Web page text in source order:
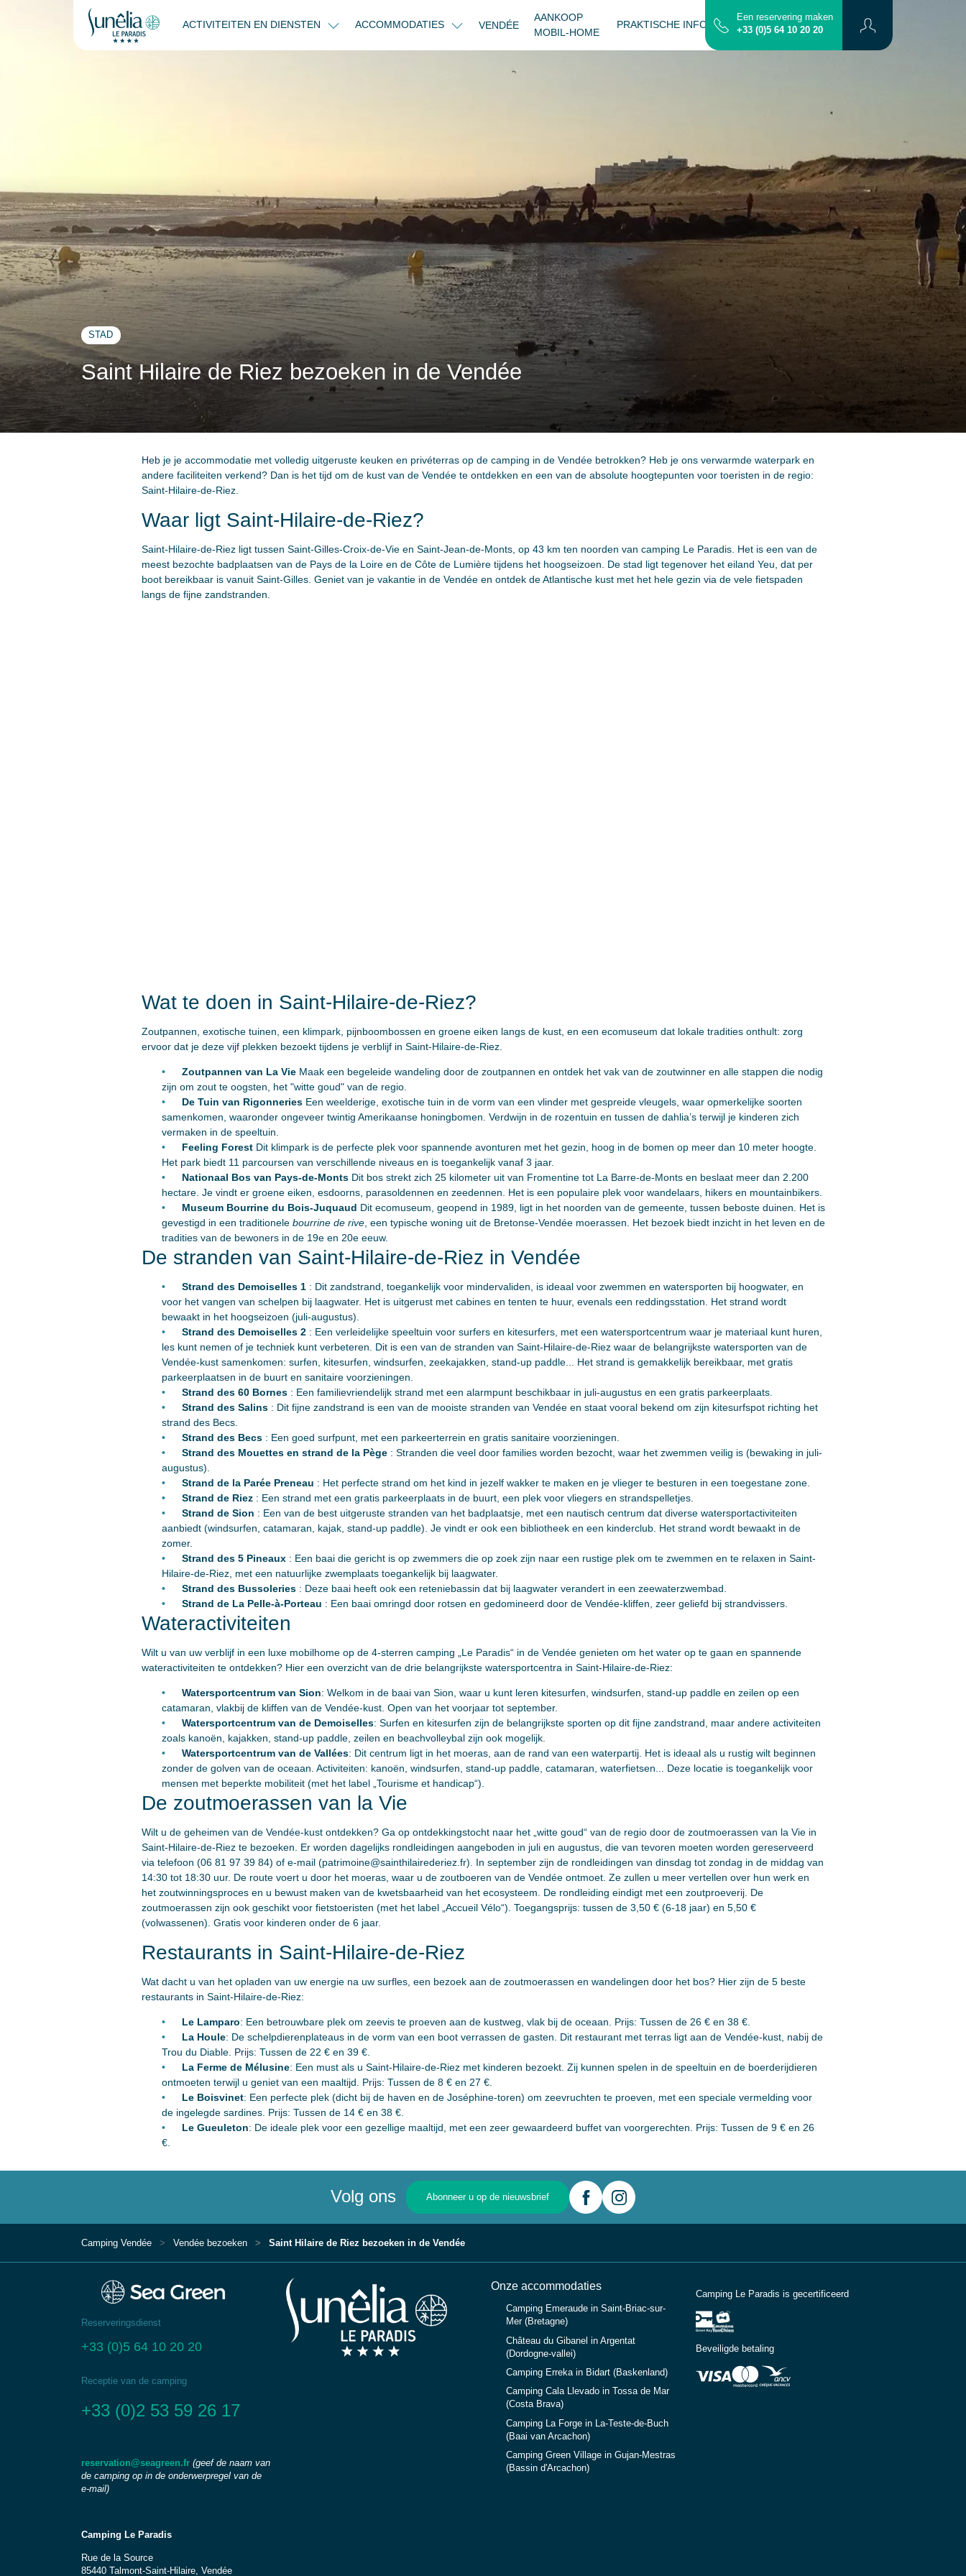
ACTIVITEITEN EN DIENSTEN ACCOMMODATIES VENDÉE
AANKOOP
MOBIL-HOME
PRAKTISCHE INFO CONTACT PLATTEGROND
Een reservering maken
+33 (0)5 64 10 20 20
STAD
Saint Hilaire de Riez bezoeken in de Vendée
Heb je je accommodatie met volledig uitgeruste keuken en privéterras op de camping in de Vendée betrokken? Heb je ons verwarmde waterpark en
andere faciliteiten verkend? Dan is het tijd om de kust van de Vendée te ontdekken en een van de absolute hoogtepunten voor toeristen in de regio:
Saint-Hilaire-de-Riez.
Waar ligt Saint-Hilaire-de-Riez?
Saint-Hilaire-de-Riez ligt tussen Saint-Gilles-Croix-de-Vie en Saint-Jean-de-Monts, op 43 km ten noorden van camping Le Paradis. Het is een van de
meest bezochte badplaatsen van de Pays de la Loire en de Côte de Lumière tijdens het hoogseizoen. De stad ligt tegenover het eiland Yeu, dat per
boot bereikbaar is vanuit Saint-Gilles. Geniet van je vakantie in de Vendée en ontdek de Atlantische kust met het hele gezin via de vele fietspaden
langs de fijne zandstranden.
Wat te doen in Saint-Hilaire-de-Riez?
Zoutpannen, exotische tuinen, een klimpark, pijnboombossen en groene eiken langs de kust, en een ecomuseum dat lokale tradities onthult: zorg
ervoor dat je deze vijf plekken bezoekt tijdens je verblijf in Saint-Hilaire-de-Riez.
Zoutpannen van La Vie Maak een begeleide wandeling door de zoutpannen en ontdek het vak van de zoutwinner en alle stappen die nodig
zijn om zout te oogsten, het "witte goud" van de regio.
De Tuin van Rigonneries Een weelderige, exotische tuin in de vorm van een vlinder met gespreide vleugels, waar opmerkelijke soorten
samenkomen, waaronder ongeveer twintig Amerikaanse honingbomen. Verdwijn in de rozentuin en tussen de dahlia’s terwijl je kinderen zich
vermaken in de speeltuin.
Feeling Forest Dit klimpark is de perfecte plek voor spannende avonturen met het gezin, hoog in de bomen op meer dan 10 meter hoogte.
Het park biedt 11 parcoursen van verschillende niveaus en is toegankelijk vanaf 3 jaar.
Nationaal Bos van Pays-de-Monts Dit bos strekt zich 25 kilometer uit van Fromentine tot La Barre-de-Monts en beslaat meer dan 2.200
hectare. Je vindt er groene eiken, esdoorns, parasoldennen en zeedennen. Het is een populaire plek voor wandelaars, hikers en mountainbikers.
Museum Bourrine du Bois-Juquaud Dit ecomuseum, geopend in 1989, ligt in het noorden van de gemeente, tussen beboste duinen. Het is
gevestigd in een traditionele bourrine de rive, een typische woning uit de Bretonse-Vendée moerassen. Het bezoek biedt inzicht in het leven en de
tradities van de bewoners in de 19e en 20e eeuw.
De stranden van Saint-Hilaire-de-Riez in Vendée
Strand des Demoiselles 1: Dit zandstrand, toegankelijk voor mindervaliden, is ideaal voor zwemmen en watersporten bij hoogwater, en
voor het vangen van schelpen bij laagwater. Het is uitgerust met cabines en tenten te huur, evenals een reddingsstation. Het strand wordt
bewaakt in het hoogseizoen (juli-augustus).
Strand des Demoiselles 2: Een verleidelijke speeltuin voor surfers en kitesurfers, met een watersportcentrum waar je materiaal kunt huren,
les kunt nemen of je techniek kunt verbeteren. Dit is een van de stranden van Saint-Hilaire-de-Riez waar de belangrijkste watersporten van de
Vendée-kust samenkomen: surfen, kitesurfen, windsurfen, zeekajakken, stand-up paddle... Het strand is gemakkelijk bereikbaar, met gratis
parkeerplaatsen in de buurt en sanitaire voorzieningen.
Strand des 60 Bornes: Een familievriendelijk strand met een alarmpunt beschikbaar in juli-augustus en een gratis parkeerplaats.
Strand des Salins: Dit fijne zandstrand is een van de mooiste stranden van Vendée en staat vooral bekend om zijn kitesurfspot richting het
strand des Becs.
Strand des Becs: Een goed surfpunt, met een parkeerterrein en gratis sanitaire voorzieningen.
Strand des Mouettes en strand de la Pège: Stranden die veel door families worden bezocht, waar het zwemmen veilig is (bewaking in juli-
augustus).
Strand de la Parée Preneau : Het perfecte strand om het kind in jezelf wakker te maken en je vlieger te besturen in een toegestane zone.
Strand de Riez: Een strand met een gratis parkeerplaats in de buurt, een plek voor vliegers en strandspelletjes.
Strand de Sion : Een van de best uitgeruste stranden van het badplaatsje, met een nautisch centrum dat diverse watersportactiviteiten
aanbiedt (windsurfen, catamaran, kajak, stand-up paddle). Je vindt er ook een bibliotheek en een kinderclub. Het strand wordt bewaakt in de
zomer.
Strand des 5 Pineaux: Een baai die gericht is op zwemmers die op zoek zijn naar een rustige plek om te zwemmen en te relaxen in Saint-
Hilaire-de-Riez, met een natuurlijke zwemplaats toegankelijk bij laagwater.
Strand des Bussoleries: Deze baai heeft ook een reteniebassin dat bij laagwater verandert in een zeewaterzwembad.
Strand de La Pelle-à-Porteau : Een baai omringd door rotsen en gedomineerd door de Vendée-kliffen, zeer geliefd bij strandvissers.
Wateractiviteiten
Wilt u van uw verblijf in een luxe mobilhome op de 4-sterren camping „Le Paradis“ in de Vendée genieten om het water op te gaan en spannende
wateractiviteiten te ontdekken? Hier een overzicht van de drie belangrijkste watersportcentra in Saint-Hilaire-de-Riez:
Watersportcentrum van Sion: Welkom in de baai van Sion, waar u kunt leren kitesurfen, windsurfen, stand-up paddle en zeilen op een
catamaran, vlakbij de kliffen van de Vendée-kust. Open van het voorjaar tot september.
Watersportcentrum van de Demoiselles: Surfen en kitesurfen zijn de belangrijkste sporten op dit fijne zandstrand, maar andere activiteiten
zoals kanoën, kajakken, stand-up paddle, zeilen en beachvolleybal zijn ook mogelijk.
Watersportcentrum van de Vallées: Dit centrum ligt in het moeras, aan de rand van een waterpartij. Het is ideaal als u rustig wilt beginnen
zonder de golven van de oceaan. Activiteiten: kanoën, windsurfen, stand-up paddle, catamaran, waterfietsen... Deze locatie is toegankelijk voor
mensen met beperkte mobiliteit (met het label „Tourisme et handicap“).
De zoutmoerassen van la Vie
Wilt u de geheimen van de Vendée-kust ontdekken? Ga op ontdekkingstocht naar het „witte goud“ van de regio door de zoutmoerassen van la Vie in
Saint-Hilaire-de-Riez te bezoeken. Er worden dagelijks rondleidingen aangeboden in juli en augustus, die van tevoren moeten worden gereserveerd
via telefoon (06 81 97 39 84) of e-mail (patrimoine@sainthilairederiez.fr). In september zijn de rondleidingen van dinsdag tot zondag in de middag van
14:30 tot 18:30 uur. De route voert u door het moeras, waar u de zoutboeren van de Vendée ontmoet. Ze zullen u meer vertellen over hun werk en
het zoutwinningsproces en u bewust maken van de kwetsbaarheid van het ecosysteem. De rondleiding eindigt met een zoutproeverij. De
zoutmoerassen zijn ook geschikt voor fietstoeristen (met het label „Accueil Vélo“). Toegangsprijs: tussen de 3,50 € (6-18 jaar) en 5,50 €
(volwassenen). Gratis voor kinderen onder de 6 jaar.
Restaurants in Saint-Hilaire-de-Riez
Wat dacht u van het opladen van uw energie na uw surfles, een bezoek aan de zoutmoerassen en wandelingen door het bos? Hier zijn de 5 beste
restaurants in Saint-Hilaire-de-Riez:
Le Lamparo: Een betrouwbare plek om zeevis te proeven aan de kustweg, vlak bij de oceaan. Prijs: Tussen de 26 € en 38 €.
La Houle: De schelpdierenplateaus in de vorm van een boot verrassen de gasten. Dit restaurant met terras ligt aan de Vendée-kust, nabij de
Trou du Diable. Prijs: Tussen de 22 € en 39 €.
La Ferme de Mélusine: Een must als u Saint-Hilaire-de-Riez met kinderen bezoekt. Zij kunnen spelen in de speeltuin en de boerderijdieren
ontmoeten terwijl u geniet van een maaltijd. Prijs: Tussen de 8 € en 27 €.
Le Boisvinet: Een perfecte plek (dicht bij de haven en de Joséphine-toren) om zeevruchten te proeven, met een speciale vermelding voor
de ingelegde sardines. Prijs: Tussen de 14 € en 38 €.
Le Gueuleton: De ideale plek voor een gezellige maaltijd, met een zeer gewaardeerd buffet van voorgerechten. Prijs: Tussen de 9 € en 26
€.
Volg ons Abonneer u op de nieuwsbrief
Camping Vendée Vendée bezoeken Saint Hilaire de Riez bezoeken in de Vendée
Reserveringsdienst
+33 (0)5 64 10 20 20
Receptie van de camping
+33 (0)2 53 59 26 17
reservation@seagreen.fr (geef de naam van
de camping op in de onderwerpregel van de
e-mail)
Camping Le Paradis
Rue de la Source
85440 Talmont-Saint-Hilaire, Vendée
Onze accommodaties
Camping Emeraude in Saint-Briac-sur-
Mer (Bretagne)
Château du Gibanel in Argentat
(Dordogne-vallei)
Camping Erreka in Bidart (Baskenland)
Camping Cala Llevado in Tossa de Mar
(Costa Brava)
Camping La Forge in La-Teste-de-Buch
(Baai van Arcachon)
Camping Green Village in Gujan-Mestras
(Bassin d'Arcachon)
Camping Le Paradis is gecertificeerd
Beveiligde betaling